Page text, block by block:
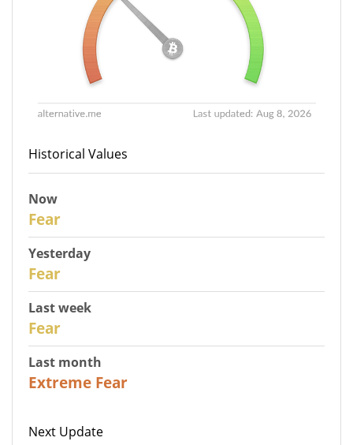
Historical Values
Now
Fear
Yesterday
Fear
Last week
Fear
Last month
Extreme Fear
Next Update